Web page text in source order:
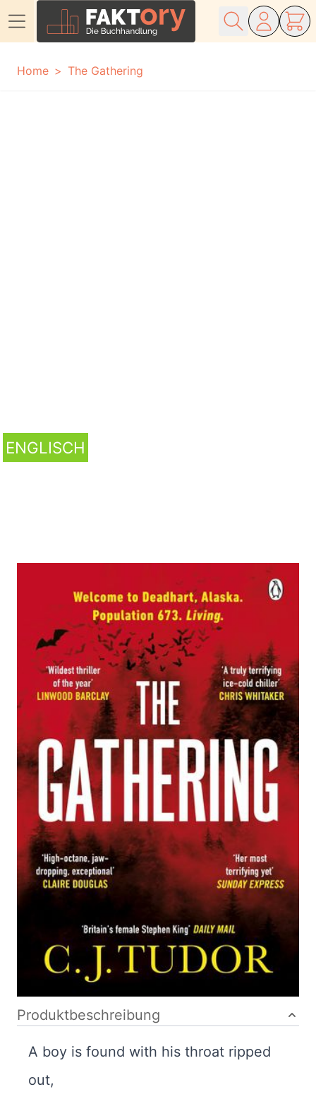
Home
The Gathering
ENGLISCH
The Gathering
Zur Wunschliste hinzufügen
Von C. J. Tudor
Verlag:
Penguin Books
Ltd (UK)
26.09.2024
Paperback
407 Seiten
Paperback
ISBN: 978-1-
4059-4830-2
Bibliografische Daten
Autor:innenbeschreibung
Produktbeschreibung
A boy is found with his throat ripped
out,